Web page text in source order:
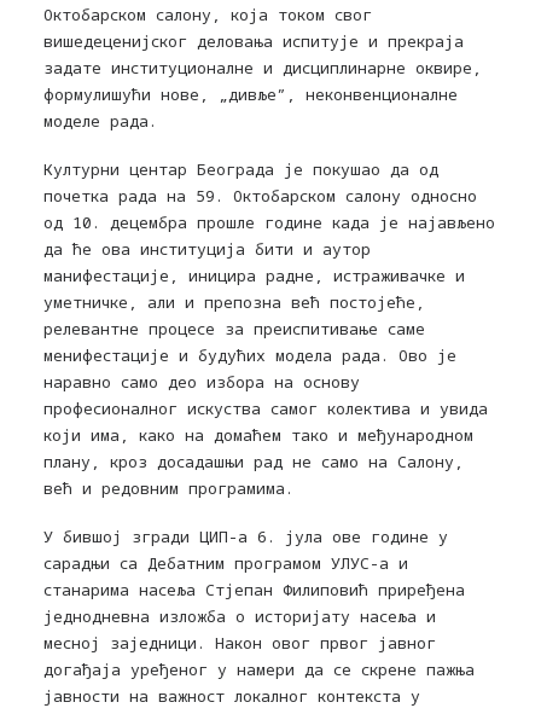
Октобарском салону, која током свог
вишедеценијског деловања испитује и прекраја
задате институционалне и дисциплинарне оквире,
формулишући нове, „дивље”, неконвенционалне
моделе рада.
Културни центар Београда је покушао да од
почетка рада на 59. Октобарском салону односно
од 10. децембра прошле године када је најављено
да ће ова институција бити и аутор
манифестације, иницира радне, истраживачке и
уметничке, али и препозна већ постојеће,
релевантне процесе за преиспитивање саме
менифестације и будућих модела рада. Ово је
наравно само део избора на основу
професионалног искуства самог колектива и увида
који има, како на домаћем тако и међународном
плану, кроз досадашњи рад не само на Салону,
већ и редовним програмима.
У бившој згради ЦИП-а 6. јула ове године у
сарадњи са Дебатним програмом УЛУС-а и
станарима насеља Стјепан Филиповић приређена
једнодневна изложба о историјату насеља и
месној заједници. Након овог првог јавног
догађаја уређеног у намери да се скрене пажња
јавности на важност локалног контекста у